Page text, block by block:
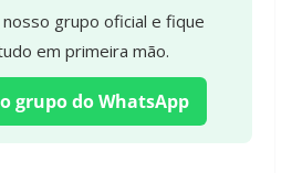
grupo oficial e fique
em primeira mão.
grupo do WhatsApp